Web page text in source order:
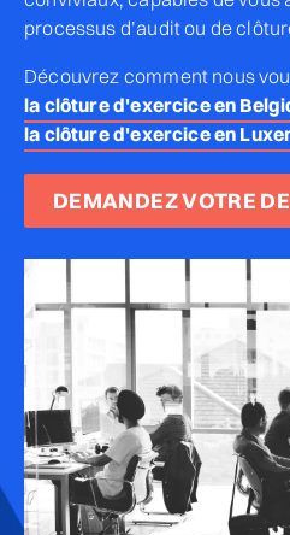
processus d’audit ou de
Découvrez comment nous
la clôture d'exercice en
la clôture d'exercice en
DEMANDEZ VOTRE